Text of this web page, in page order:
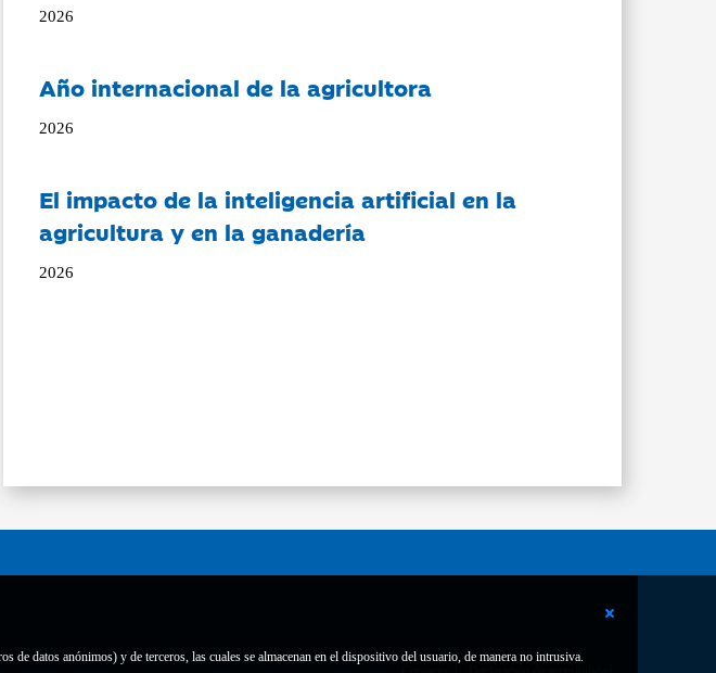
datos anónimos) y de terceros, las cuales se almacenan en el dispositivo del usuario, de manera no intrusiva.
2026
Año internacional de la agricultora
2026
El impacto de la inteligencia artificial en la
agricultura y en la ganadería
2026